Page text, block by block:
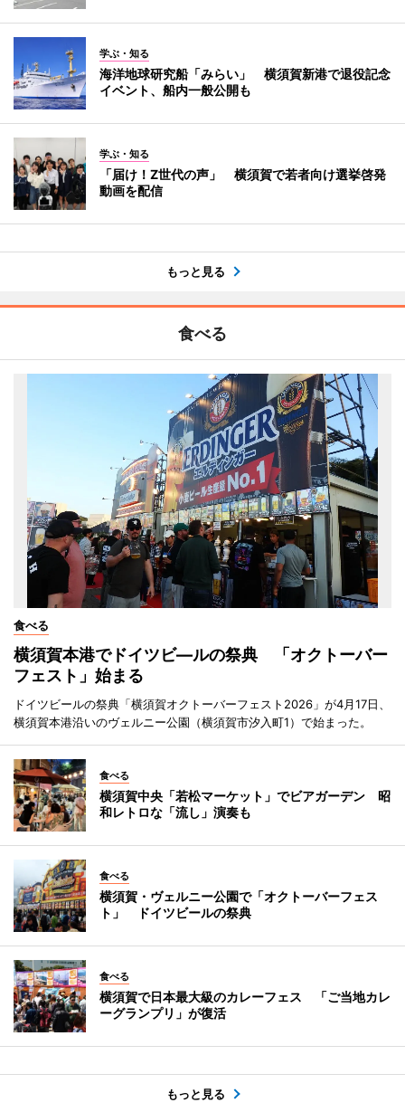
学ぶ・知る
海洋地球研究船「みらい」 横須賀新港で退役記念
イベント、船内一般公開も
学ぶ・知る
「届け！Z世代の声」 横須賀で若者向け選挙啓発
動画を配信
もっと見る
食べる
食べる
横須賀本港でドイツビ―ルの祭典 「オクトーバー
フェスト」始まる
ドイツビールの祭典「横須賀オクトーバーフェスト2026」が4月17日、
横須賀本港沿いのヴェルニー公園（横須賀市汐入町1）で始まった。
食べる
横須賀中央「若松マーケット」でビアガーデン 昭
和レトロな「流し」演奏も
食べる
横須賀・ヴェルニー公園で「オクトーバーフェス
ト」 ドイツビールの祭典
食べる
横須賀で日本最大級のカレーフェス 「ご当地カレ
ーグランプリ」が復活
もっと見る